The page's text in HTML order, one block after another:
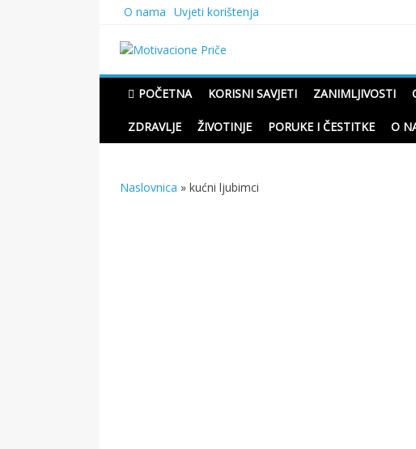
content
O nama Uvjeti korištenja
Motivacione Priče
POČETNA
KORISNI SAVJETI ZANIMLJIVOSTI
ZDRAVLJE ŽIVOTINJE PORUKE I ČESTITKE O
Naslovnica »kućni ljubimci